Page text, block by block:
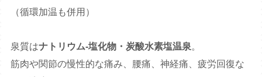
（循環加温も併用）
泉質はナトリウム‐塩化物・炭酸水素塩温泉。
筋肉や関節の慢性的な痛み、腰痛、神経痛、疲労回復な